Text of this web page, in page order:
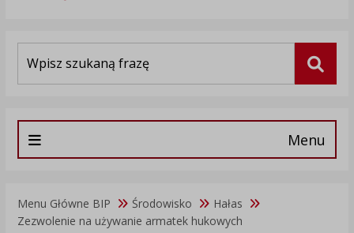
Menu
Menu Główne BIP Środowisko
Hałas
Zezwolenie na używanie armatek hukowych